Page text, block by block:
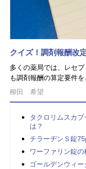
クイズ！調剤報酬改
多くの薬局では、レセ
も調剤報酬の算定要件
柳田 希望
タクロリムスカ
は？
チラーヂンＳ錠
ワーファリン錠
ゴールデンウィ